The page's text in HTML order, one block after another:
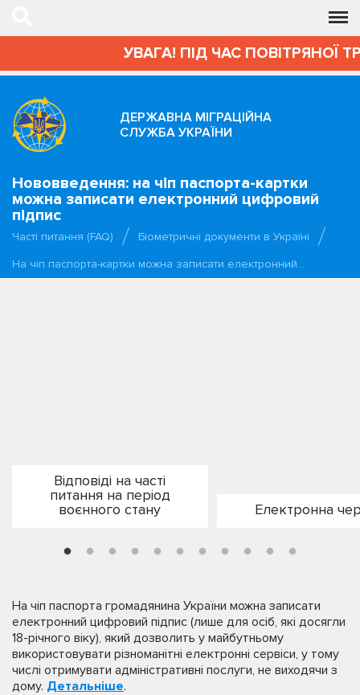
УВАГА! ПІД ЧАС ПОВІТРЯНОЇ
ДЕРЖАВНА МІГРАЦІЙНА
СЛУЖБА УКРАЇНИ
Нововведення: на чіп паспорта-картки
можна записати електронний цифровий
підпис
Часті питання (FAQ)
Біометричні документи в Україні
На чіп паспорта-картки можна записати електронний…
Відповіді на часті
питання на період
воєнного стану
Електронна
На чіп паспорта громадянина України можна записати
електронний цифровий підпис (лише для осіб, які досягли
18-річного віку), який дозволить у майбутньому
використовувати різноманітні електронні сервіси, у тому
числі отримувати адміністративні послуги, не виходячи з
дому. Детальніше.